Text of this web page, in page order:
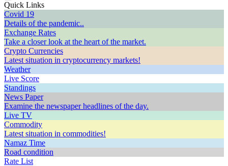
Quick Links
Covid 19
Details of the pandemic..
Exchange Rates
Take a closer look at the heart of the market.
Crypto Currencies
Latest situation in cryptocurrency markets!
Weather
Live Score
Standings
News Paper
Examine the newspaper headlines of the day.
Live TV
Commodity
Latest situation in commodities!
Namaz Time
Road condition
Rate List